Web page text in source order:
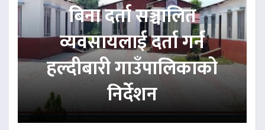
बिना दर्ता सञ्चालित
व्यवसायलाई दर्ता गर्न
हल्दीबारी गाउँपालिकाको
निर्देशन